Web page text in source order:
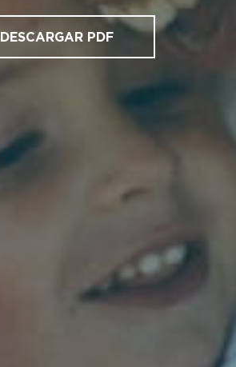
DESCARGAR PDF